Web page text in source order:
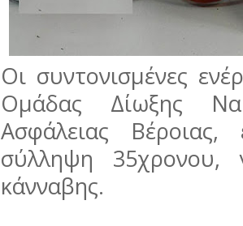
Οι συντονισμένες
Ομάδας Δίωξης
Ασφάλειας
σύλληψη 35χρονου,
κάνναβης.